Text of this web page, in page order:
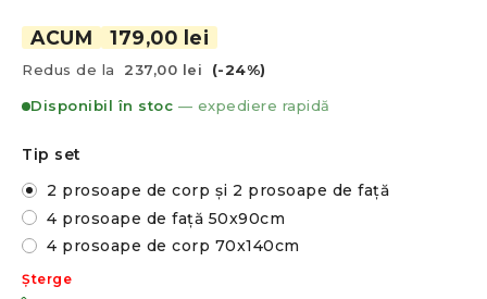
ACUM 179,00 lei
Redus de la 237,00 lei (-24%)
Disponibil în stoc — expediere rapidă
Tip set
2 prosoape de corp și 2 prosoape de față
4 prosoape de față 50x90cm
4 prosoape de corp 70x140cm
Șterge